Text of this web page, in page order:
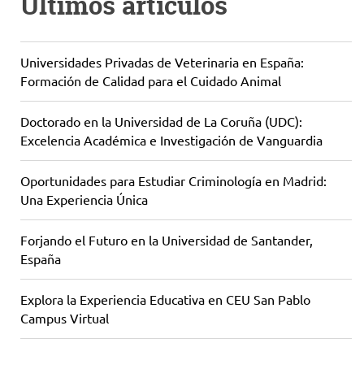
Universidades Privadas de Veterinaria en España:
Formación de Calidad para el Cuidado Animal
Doctorado en la Universidad de La Coruña (UDC):
Excelencia Académica e Investigación de Vanguardia
Oportunidades para Estudiar Criminología en Madrid:
Una Experiencia Única
Forjando el Futuro en la Universidad de Santander,
España
Explora la Experiencia Educativa en CEU San Pablo
Campus Virtual